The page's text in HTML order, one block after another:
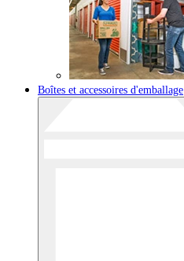
Boîtes et accessoires d'emballage